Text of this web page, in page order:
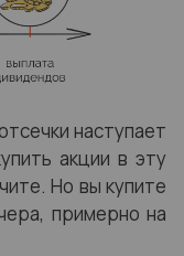
наступает
акции в эту
Но вы купите
примерно на